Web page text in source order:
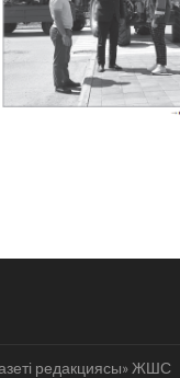
редакциясы» ЖШС